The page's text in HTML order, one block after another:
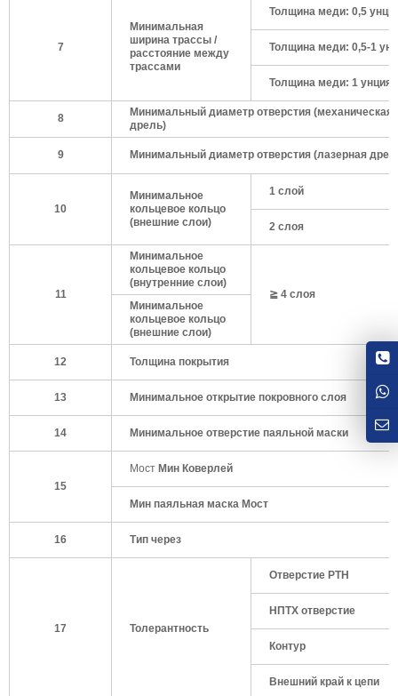
7
Минимальная
ширина трассы /
расстояние между
трассами
Толщина меди: 0,5
Толщина меди: 0,5-1
Толщина меди: 1 унция
8
Минимальный диаметр отверстия (механическая
дрель)
9 Минимальный диаметр отверстия (лазерная
10
Минимальное
кольцевое кольцо
(внешние слои)
1 слой
2 слоя
11
Минимальное
кольцевое кольцо
(внутренние слои)
≧ 4 слоя
Минимальное
кольцевое кольцо
(внешние слои)
12 Толщина покрытия
13 Минимальное открытие покровного слоя
14 Минимальное отверстие паяльной маски
15
Мост Мин Коверлей
Мин паяльная маска Мост
16 Тип через
17 Толерантность
Отверстие РТН
НПТХ отверстие
Контур
Внешний край к цепи